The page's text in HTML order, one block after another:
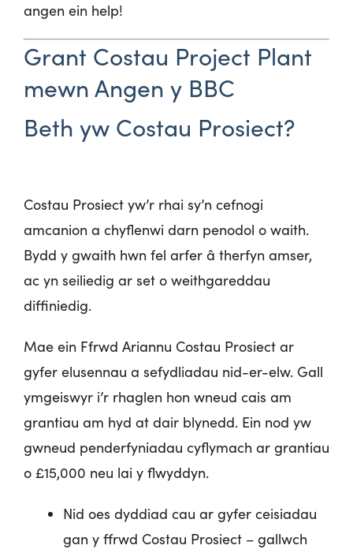
angen ein help!
Grant Costau Project Plant
mewn Angen y BBC
Beth yw Costau Prosiect?
Costau Prosiect yw’r rhai sy’n cefnogi
amcanion a chyflenwi darn penodol o waith.
Bydd y gwaith hwn fel arfer â therfyn amser,
ac yn seiliedig ar set o weithgareddau
diffiniedig.
Mae ein Ffrwd Ariannu Costau Prosiect ar
gyfer elusennau a sefydliadau nid-er-elw. Gall
ymgeiswyr i’r rhaglen hon wneud cais am
grantiau am hyd at dair blynedd. Ein nod yw
gwneud penderfyniadau cyflymach ar grantiau
o £15,000 neu lai y flwyddyn.
Nid oes dyddiad cau ar gyfer ceisiadau
gan y ffrwd Costau Prosiect – gallwch